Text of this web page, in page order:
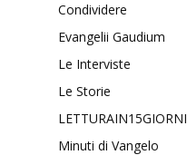
Condividere
Evangelii Gaudium
Le Interviste
Le Storie
LETTURAIN15GIORNI
Minuti di Vangelo